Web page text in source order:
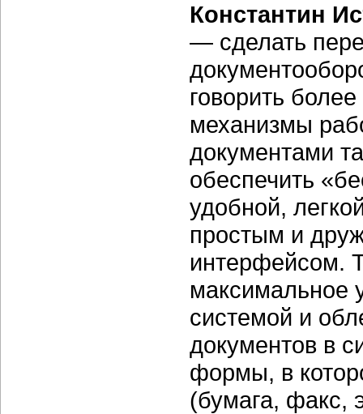
Константин
— сделать
говорить
механизмы
документами
обеспечить
удобной,
простым и
интерфейсом.
максимальное
системой и
документов в
формы, в
(бумага, факс,